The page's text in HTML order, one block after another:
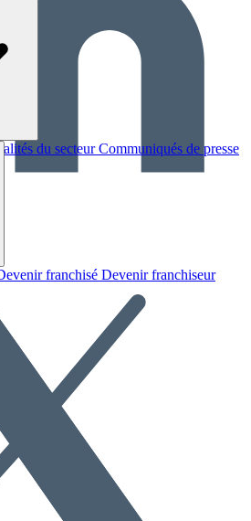
du secteur Communiqués de presse
franchisé Devenir franchiseur